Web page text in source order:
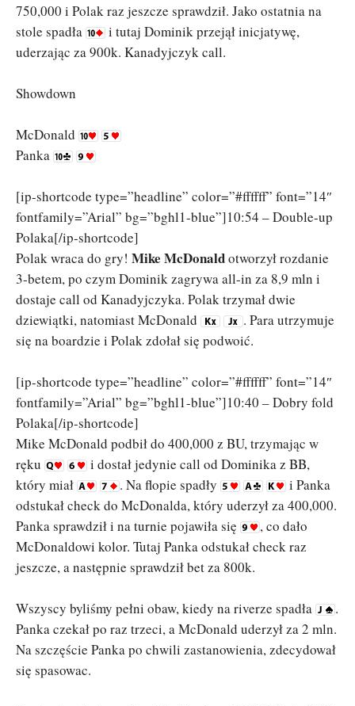
750,000 i Polak raz jeszcze sprawdził. Jako ostatnia na
stole spadła
i tutaj Dominik przejął inicjatywę,
uderzając za 900k. Kanadyjczyk call.
Showdown
McDonald
Panka
[ip-shortcode type=”headline” color=”#ffffff” font=”14″
fontfamily=”Arial” bg=”bghl1-blue”]10:54 – Double-up
Polaka[/ip-shortcode]
Polak wraca do gry! Mike McDonaldotworzył rozdanie
3-betem, po czym Dominik zagrywa all-in za 8,9 mln i
dostaje call od Kanadyjczyka. Polak trzymał dwie
dziewiątki, natomiast McDonald
. Para utrzymuje
się na boardzie i Polak zdołał się podwoić.
[ip-shortcode type=”headline” color=”#ffffff” font=”14″
fontfamily=”Arial” bg=”bghl1-blue”]10:40 – Dobry fold
Polaka[/ip-shortcode]
Mike McDonald podbił do 400,000 z BU, trzymając w
ręku
i dostał jedynie call od Dominika z BB,
który miał
. Na flopie spadły
i Panka
odstukał check do McDonalda, który uderzył za 400,000.
Panka sprawdził i na turnie pojawiła się
, co dało
McDonaldowi kolor. Tutaj Panka odstukał check raz
jeszcze, a następnie sprawdził bet za 800k.
Wszyscy byliśmy pełni obaw, kiedy na riverze spadła
.
Panka czekał po raz trzeci, a McDonald uderzył za 2 mln.
Na szczęście Panka po chwili zastanowienia, zdecydował
się spasowac.